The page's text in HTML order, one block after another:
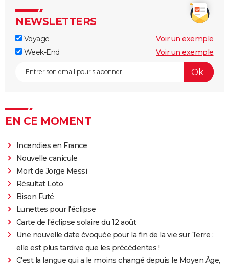
Mexico
NEWSLETTERS
Voyage
Voir un exemple
Week-End
Voir un exemple
EN CE MOMENT
Incendies en France
Nouvelle canicule
Mort de Jorge Messi
Résultat Loto
Bison Futé
Lunettes pour l'éclipse
Carte de l'éclipse solaire du 12 août
Une nouvelle date évoquée pour la fin de la vie sur Terre :
elle est plus tardive que les précédentes !
C'est la langue qui a le moins changé depuis le Moyen Âge,